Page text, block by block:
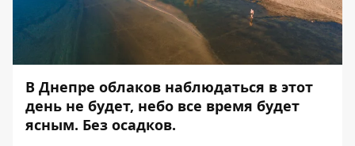
В Днепре облаков наблюдаться в этот
день не будет, небо все время будет
ясным. Без осадков.